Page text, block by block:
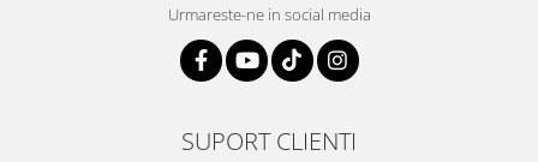
Urmareste-ne in social media
SUPORT CLIENTI